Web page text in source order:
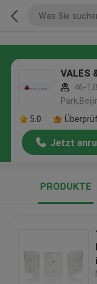
VALES
46-
5.0
Jetzt
PRODUKTE